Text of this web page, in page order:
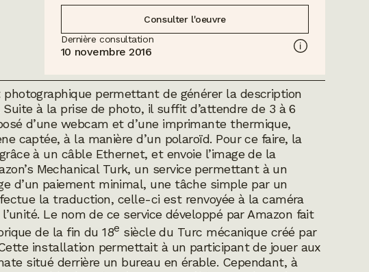
Consulter l'oeuvre
Dernière consultation
10 novembre 2016
permettant de générer la description
à la prise de photo, il suffit d’attendre de 3 à 6
d’une webcam et d’une imprimante thermique,
captée, à la manière d’un polaroïd. Pour ce faire, la
à un câble Ethernet, et envoie l’image de la
Mechanical Turk, un service permettant à un
d’un paiement minimal, une tâche simple par un
la traduction, celle-ci est renvoyée à la caméra
Le nom de ce service développé par Amazon fait
de la fin du 18e siècle du Turc mécanique créé par
installation permettait à un participant de jouer aux
situé derrière un bureau en érable. Cependant, à